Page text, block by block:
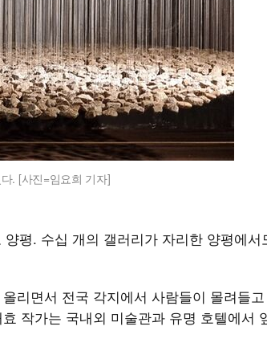
. [사진=임요희 기자]
평. 수십 개의 갤러리가 자리한 양평에서
리면서 전국 각지에서 사람들이 몰려들
작가는 국내외 미술관과 유명 호텔에서